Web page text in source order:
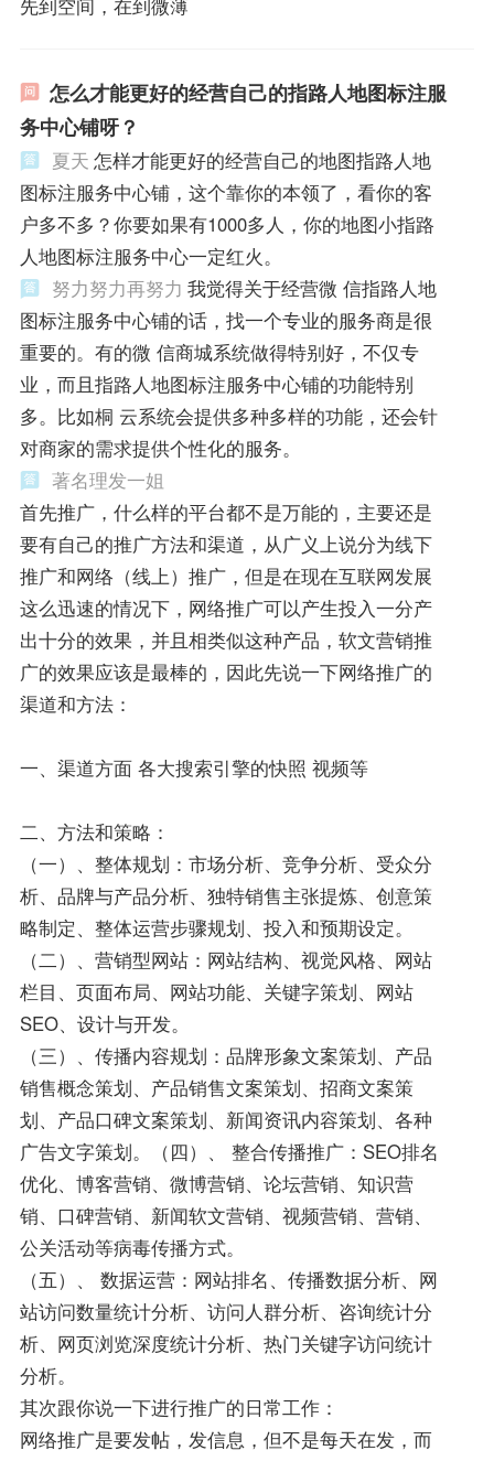
先到空间，在到微薄
怎么才能更好的经营自己的指路人地图标注服
务中心铺呀？
夏天 怎样才能更好的经营自己的地图指路人地
图标注服务中心铺，这个靠你的本领了，看你的客
户多不多？你要如果有1000多人，你的地图小指路
人地图标注服务中心一定红火。
努力努力再努力 我觉得关于经营微 信指路人地
图标注服务中心铺的话，找一个专业的服务商是很
重要的。有的微 信商城系统做得特别好，不仅专
业，而且指路人地图标注服务中心铺的功能特别
多。比如桐 云系统会提供多种多样的功能，还会针
对商家的需求提供个性化的服务。
著名理发一姐
首先推广，什么样的平台都不是万能的，主要还是
要有自己的推广方法和渠道，从广义上说分为线下
推广和网络（线上）推广，但是在现在互联网发展
这么迅速的情况下，网络推广可以产生投入一分产
出十分的效果，并且相类似这种产品，软文营销推
广的效果应该是最棒的，因此先说一下网络推广的
渠道和方法：
一、渠道方面 各大搜索引擎的快照 视频等
二、方法和策略：
（一）、整体规划：市场分析、竞争分析、受众分
析、品牌与产品分析、独特销售主张提炼、创意策
略制定、整体运营步骤规划、投入和预期设定。
（二）、营销型网站：网站结构、视觉风格、网站
栏目、页面布局、网站功能、关键字策划、网站
SEO、设计与开发。
（三）、传播内容规划：品牌形象文案策划、产品
销售概念策划、产品销售文案策划、招商文案策
划、产品口碑文案策划、新闻资讯内容策划、各种
广告文字策划。（四）、 整合传播推广：SEO排名
优化、博客营销、微博营销、论坛营销、知识营
销、口碑营销、新闻软文营销、视频营销、营销、
公关活动等病毒传播方式。
（五）、 数据运营：网站排名、传播数据分析、网
站访问数量统计分析、访问人群分析、咨询统计分
析、网页浏览深度统计分析、热门关键字访问统计
分析。
其次跟你说一下进行推广的日常工作：
网络推广是要发帖，发信息，但不是每天在发，而